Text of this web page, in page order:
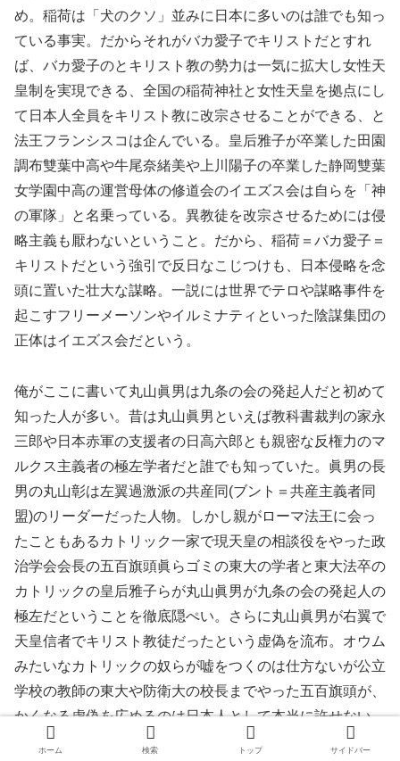
め。稲荷は「犬のクソ」並みに日本に多いのは誰でも知っ
ている事実。だからそれがバカ愛子でキリストだとすれ
ば、バカ愛子のとキリスト教の勢力は一気に拡大し女性天
皇制を実現できる、全国の稲荷神社と女性天皇を拠点にし
て日本人全員をキリスト教に改宗させることができる、と
法王フランシスコは企んでいる。皇后雅子が卒業した田園
調布雙葉中高や牛尾奈緒美や上川陽子の卒業した静岡雙葉
女学園中高の運営母体の修道会のイエズス会は自らを「神
の軍隊」と名乗っている。異教徒を改宗させるためには侵
略主義も厭わないということ。だから、稲荷＝バカ愛子＝
キリストだという強引で反日なこじつけも、日本侵略を念
頭に置いた壮大な謀略。一説には世界でテロや謀略事件を
起こすフリーメーソンやイルミナティといった陰謀集団の
正体はイエズス会だという。
俺がここに書いて丸山眞男は九条の会の発起人だと初めて
知った人が多い。昔は丸山眞男といえば教科書裁判の家永
三郎や日本赤軍の支援者の日高六郎とも親密な反権力のマ
ルクス主義者の極左学者だと誰でも知っていた。眞男の長
男の丸山彰は左翼過激派の共産同(ブント＝共産主義者同
盟)のリーダーだった人物。しかし親がローマ法王に会っ
たこともあるカトリック一家で現天皇の相談役をやった政
治学会会長の五百旗頭眞らゴミの東大の学者と東大法卒の
カトリックの皇后雅子らが丸山眞男が九条の会の発起人の
極左だということを徹底隠ぺい。さらに丸山眞男が右翼で
天皇信者でキリスト教徒だったという虚偽を流布。オウム
みたいなカトリックの奴らが嘘をつくのは仕方ないが公立
学校の教師の東大や防衛大の校長までやった五百旗頭が、
かくなる虚偽を広めるのは日本人として本当に許せない。
五百旗頭なんて変な名前、＊ラクに決まってんじゃんか。
ホーム 検索 トップ サイドバー